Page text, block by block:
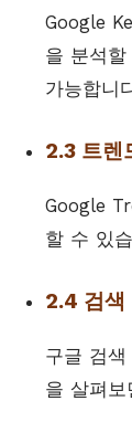
Google
을 분석
가능합니
2.3 트렌
Google
할 수 있
2.4 검색
구글 검
을 살펴